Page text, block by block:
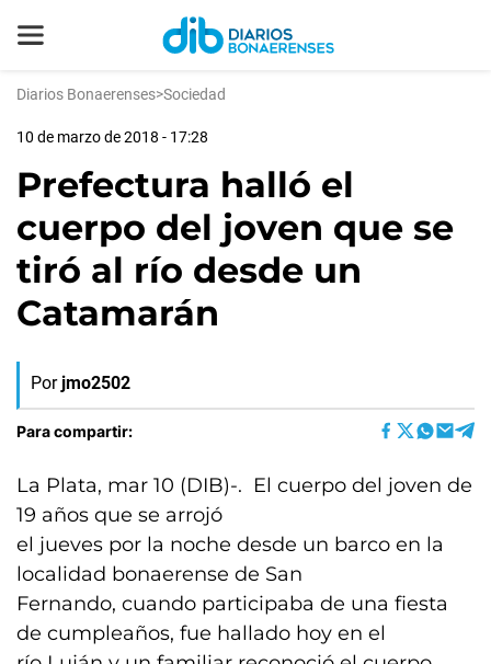
Diarios Bonaerenses>Sociedad
10 de marzo de 2018 - 17:28
Prefectura halló el
cuerpo del joven que se
tiró al río desde un
Catamarán
Por jmo2502
Para compartir:
La Plata, mar 10 (DIB)-. El cuerpo del joven de
19 años que se arrojó
el jueves por la noche desde un barco en la
localidad bonaerense de San
Fernando, cuando participaba de una fiesta
de cumpleaños, fue hallado hoy en el